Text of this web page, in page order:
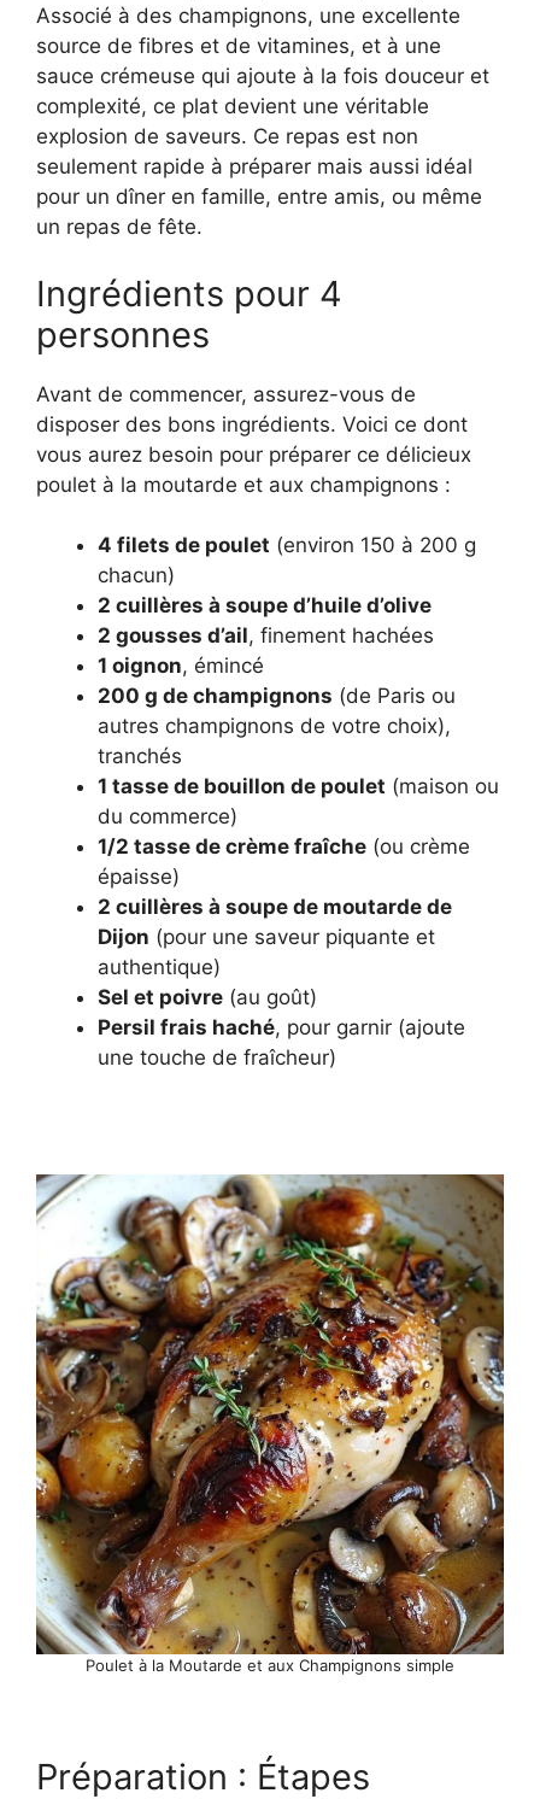
Associé à des champignons, une excellente
source de fibres et de vitamines, et à une
sauce crémeuse qui ajoute à la fois douceur et
complexité, ce plat devient une véritable
explosion de saveurs. Ce repas est non
seulement rapide à préparer mais aussi idéal
pour un dîner en famille, entre amis, ou même
un repas de fête.
Ingrédients pour 4
personnes
Avant de commencer, assurez-vous de
disposer des bons ingrédients. Voici ce dont
vous aurez besoin pour préparer ce délicieux
poulet à la moutarde et aux champignons :
4 filets de poulet (environ 150 à 200 g
chacun)
2 cuillères à soupe d’huile d’olive
2 gousses d’ail, finement hachées
1 oignon, émincé
200 g de champignons (de Paris ou
autres champignons de votre choix),
tranchés
1 tasse de bouillon de poulet (maison ou
du commerce)
1/2 tasse de crème fraîche (ou crème
épaisse)
2 cuillères à soupe de moutarde de
Dijon (pour une saveur piquante et
authentique)
Sel et poivre (au goût)
Persil frais haché, pour garnir (ajoute
une touche de fraîcheur)
Poulet à la Moutarde et aux Champignons simple
Préparation : Étapes